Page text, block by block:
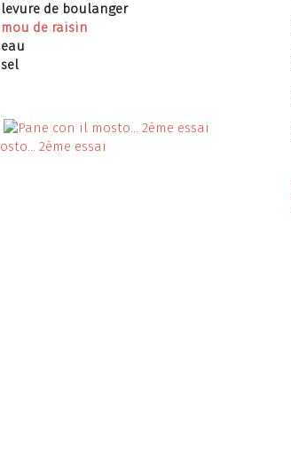
levure de boulanger
mou de raisin
eau
sel